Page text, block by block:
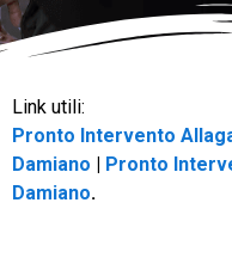
Link utili:
Pronto Intervento
Damiano | Pronto
Damiano.